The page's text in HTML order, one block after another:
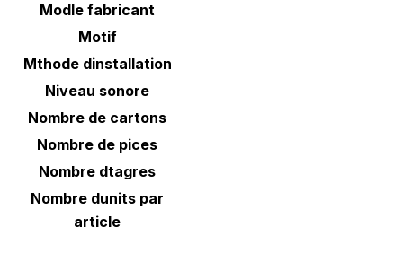
Modle fabricant
Motif
Mthode dinstallation
Niveau sonore
Nombre de cartons
Nombre de pices
Nombre dtagres
Nombre dunits par
article